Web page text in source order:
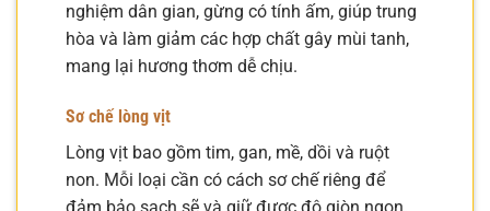
nghiệm dân gian, gừng có tính ấm, giúp trung
hòa và làm giảm các hợp chất gây mùi tanh,
mang lại hương thơm dễ chịu.
Sơ chế lòng vịt
Lòng vịt bao gồm tim, gan, mề, dồi và ruột
non. Mỗi loại cần có cách sơ chế riêng để